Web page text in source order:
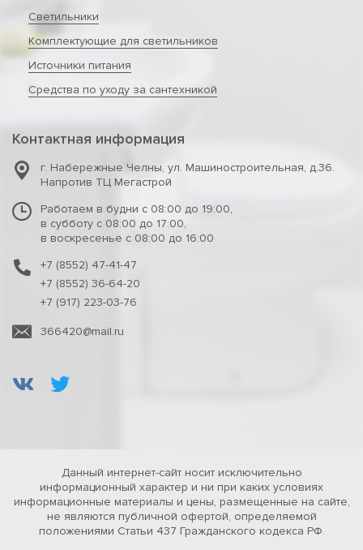
Светильники
Комплектующие для светильников
Источники питания
Средства по уходу за сантехникой
Контактная информация
г. Набережные Челны, ул. Машиностроительная, д.36.
Напротив ТЦ Мегастрой
Работаем в будни с 08:00 до 19:00,
в субботу с 08:00 до 17:00,
в воскресенье с 08:00 до 16:00
+7 (8552) 47-41-47
+7 (8552) 36-64-20
+7 (917) 223-03-76
366420@mail.ru
Данный интернет-сайт носит исключительно
информационный характер и ни при каких условиях
информационные материалы и цены, размещенные на сайте,
не являются публичной офертой, определяемой
положениями Статьи 437 Гражданского кодекса РФ.